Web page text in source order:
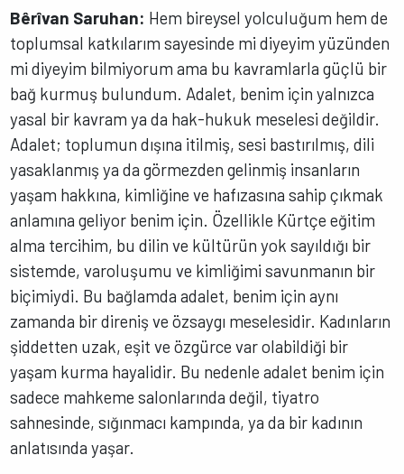
Bêrîvan Saruhan: Hem bireysel yolculuğum hem de
toplumsal katkılarım sayesinde mi diyeyim yüzünden
mi diyeyim bilmiyorum ama bu kavramlarla güçlü bir
bağ kurmuş bulundum. Adalet, benim için yalnızca
yasal bir kavram ya da hak-hukuk meselesi değildir.
Adalet; toplumun dışına itilmiş, sesi bastırılmış, dili
yasaklanmış ya da görmezden gelinmiş insanların
yaşam hakkına, kimliğine ve hafızasına sahip çıkmak
anlamına geliyor benim için. Özellikle Kürtçe eğitim
alma tercihim, bu dilin ve kültürün yok sayıldığı bir
sistemde, varoluşumu ve kimliğimi savunmanın bir
biçimiydi. Bu bağlamda adalet, benim için aynı
zamanda bir direniş ve özsaygı meselesidir. Kadınların
şiddetten uzak, eşit ve özgürce var olabildiği bir
yaşam kurma hayalidir. Bu nedenle adalet benim için
sadece mahkeme salonlarında değil, tiyatro
sahnesinde, sığınmacı kampında, ya da bir kadının
anlatısında yaşar.